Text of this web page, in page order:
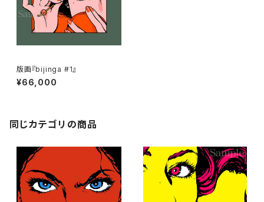
版画『bijinga #1』
¥66,000
同じカテゴリの商品